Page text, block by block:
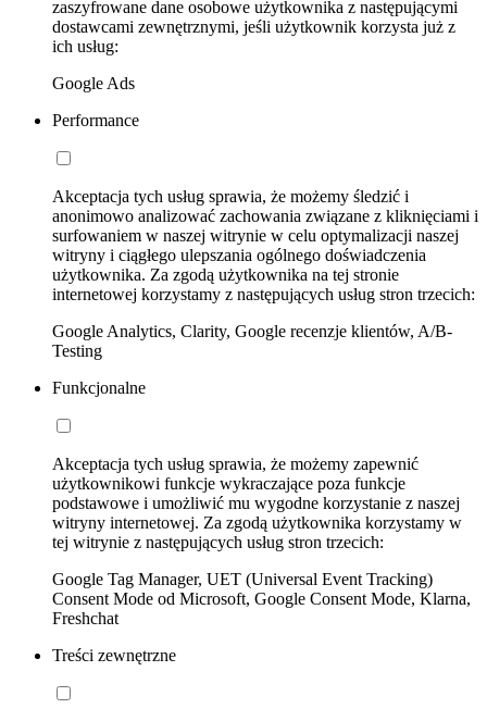
zaszyfrowane dane osobowe użytkownika z następującymi
dostawcami zewnętrznymi, jeśli użytkownik korzysta już z
ich usług:
Google Ads
Performance
Akceptacja tych usług sprawia, że możemy śledzić i
anonimowo analizować zachowania związane z kliknięciami i
surfowaniem w naszej witrynie w celu optymalizacji naszej
witryny i ciągłego ulepszania ogólnego doświadczenia
użytkownika. Za zgodą użytkownika na tej stronie
internetowej korzystamy z następujących usług stron trzecich:
Google Analytics, Clarity, Google recenzje klientów, A/B-
Testing
Funkcjonalne
Akceptacja tych usług sprawia, że możemy zapewnić
użytkownikowi funkcje wykraczające poza funkcje
podstawowe i umożliwić mu wygodne korzystanie z naszej
witryny internetowej. Za zgodą użytkownika korzystamy w
tej witrynie z następujących usług stron trzecich:
Google Tag Manager, UET (Universal Event Tracking)
Consent Mode od Microsoft, Google Consent Mode, Klarna,
Freshchat
Treści zewnętrzne